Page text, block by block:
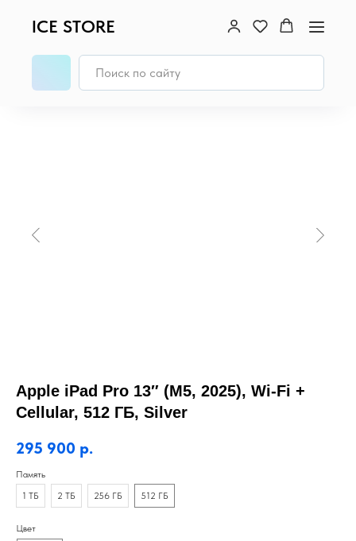
ICE STORE
Главная / iPad / iPad Pro 13" (M5, 2025)
Apple iPad Pro 13″ (M5, 2025), Wi-Fi +
Cellular, 512 ГБ, Silver
295 900 р.
Память
1 ТБ
2 ТБ 256 ГБ 512 ГБ
Цвет